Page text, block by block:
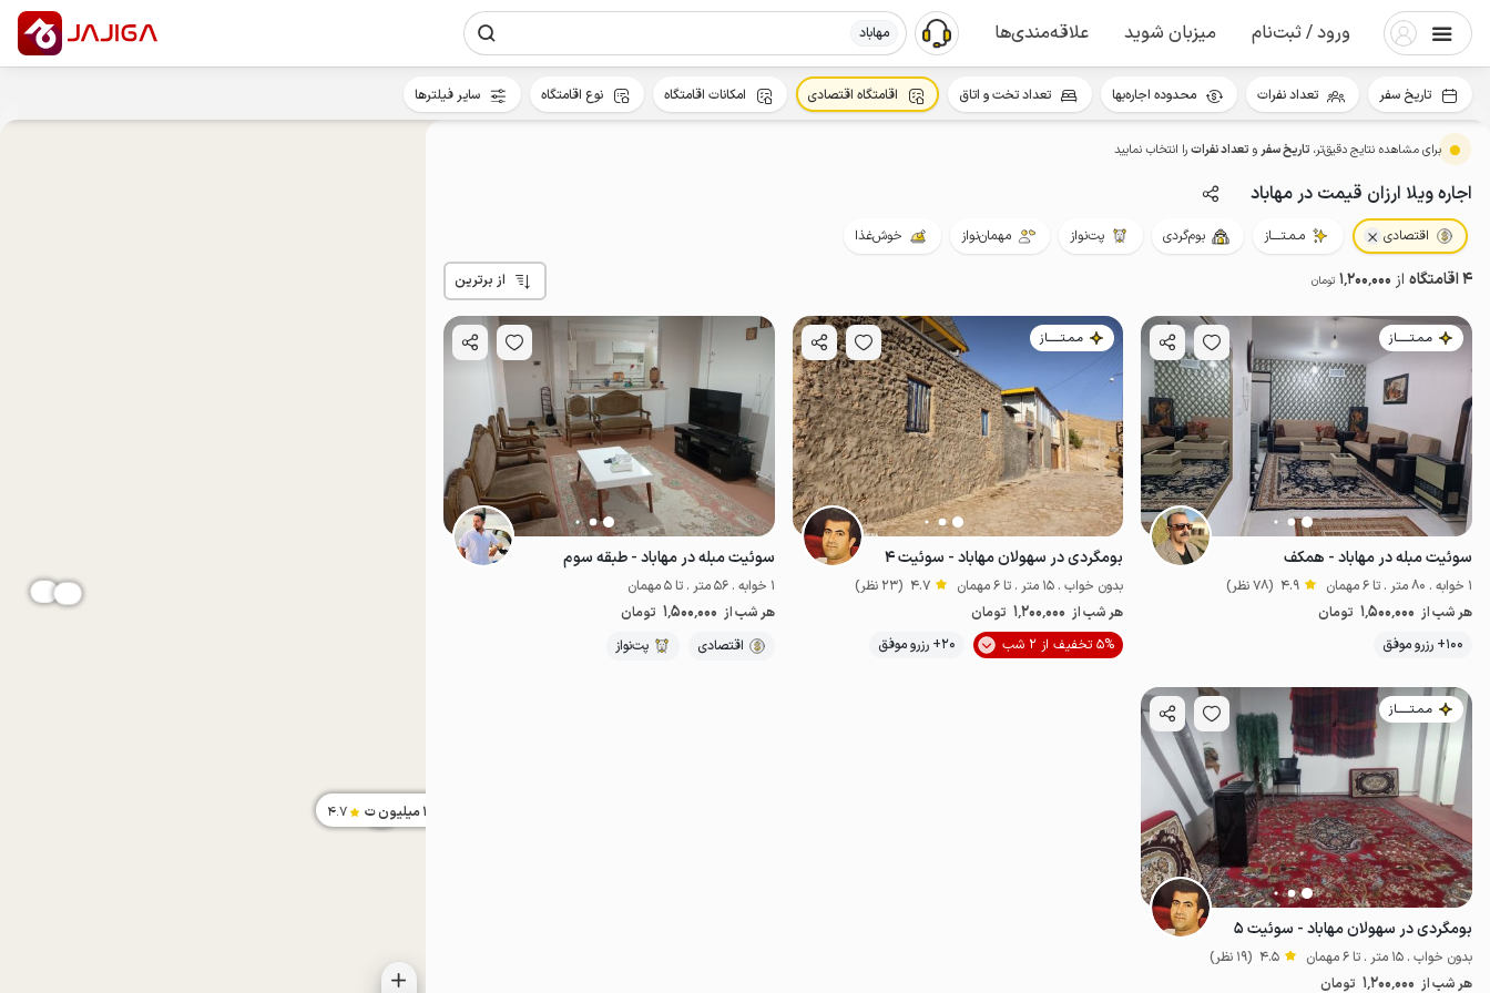
ورود / ثبت‌نام میزبان شوید علاقه‌مندی‌ها مهاباد
1.2میلیون ت 4.7
برای مشاهده نتایج دقیق‌تر، تاریخ سفرو تعداد نفراترا انتخاب نمایید
اجاره ویلا ارزان قیمت در مهاباد
اقتصادی مـمـتــــاز بوم‌گردی پت‌نواز مهمان‌نواز خوش‌غذا
4 اقامتگاه از 1٬200٬000 تومان از برترین
مـمـتــــــاز
سوئیت مبله در مهاباد - همکف
1 خوابه . 80 متر . تا 6 مهمان 4.9 (78 نظر)
هر شب از 1٬500٬000 تومان
100+ رزرو موفق
اقتصادی موقعیت در نقشه
مـمـتــــــاز
بومگردی در سهولان مهاباد - سوئیت ۴
بدون خواب . 15 متر . تا 6 مهمان 4.7 (23 نظر)
هر شب از 1٬200٬000 تومان
5% تخفیف از 2 شب
20+ رزرو موفق اقتصادی خوش غذا
سوئیت مبله در مهاباد - طبقه سوم
1 خوابه . 56 متر . تا 5 مهمان
هر شب از 1٬500٬000 تومان
اقتصادی
پت‌نواز
مـمـتــــــاز
بومگردی در سهولان مهاباد - سوئیت ۵
بدون خواب . 15 متر . تا 6 مهمان 4.5 (19 نظر)
هر شب از 1٬200٬000 تومان
تاریخ سفر تعداد نفرات محدوده اجاره‌بها تعداد تخت و اتاق اقامتگاه اقتصادی امکانات اقامتگاه نوع اقامتگاه سایر فیلترها